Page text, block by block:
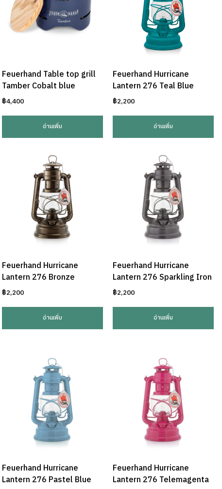
Feuerhand Table top grill
Tamber Cobalt blue
฿4,400
อ่านเพิ่ม
Feuerhand Hurricane
Lantern 276 Teal Blue
฿2,200
อ่านเพิ่ม
Feuerhand Hurricane
Lantern 276 Bronze
฿2,200
อ่านเพิ่ม
Feuerhand Hurricane
Lantern 276 Sparkling Iron
฿2,200
อ่านเพิ่ม
Feuerhand Hurricane
Lantern 276 Pastel Blue
Feuerhand Hurricane
Lantern 276 Telemagenta